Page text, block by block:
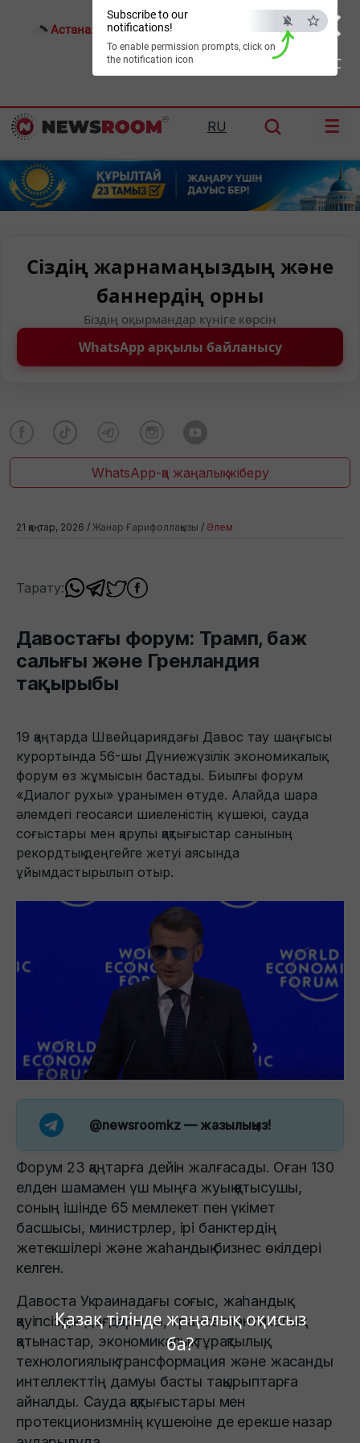
×
ESC
Қазақ тілінде жаңалық оқисыз
ба?
Subscribe to our
notifications!
To enable permission prompts, click on
the notification icon
Астана: 25°C Алматы: Шымкент:34°C
RU ☰
Сіздің жарнамаңыздың және
баннердің орны
Біздің оқырмандар күніге көрсін
WhatsApp арқылы байланысу
WhatsApp-қа жаңалық жіберу
21 қаңтар, 2026 / Жанар Ғарифоллақызы / Әлем
Тарату:
Давостағы форум: Трамп, баж
салығы және Гренландия
тақырыбы
19 қаңтарда Швейцариядағы Давос тау шаңғысы
курортында 56-шы Дүниежүзілік экономикалық
форум өз жұмысын бастады. Биылғы форум
«Диалог рухы» ұранымен өтуде. Алайда шара
әлемдегі геосаяси шиеленістің күшеюі, сауда
соғыстары мен қарулы қақтығыстар санының
рекордтық деңгейге жетуі аясында
ұйымдастырылып отыр.
@newsroomkz — жазылыңыз!
Форум 23 қаңтарға дейін жалғасады. Оған 130
елден шамамен үш мыңға жуық қатысушы,
соның ішінде 65 мемлекет пен үкімет
басшысы, министрлер, ірі банктердің
жетекшілері және жаһандық бизнес өкілдері
келген.
Давоста Украинадағы соғыс, жаһандық
қауіпсіздік дағдарысы, трансатлантикалық
қатынастар, экономикалық тұрақтылық,
технологиялық трансформация және жасанды
интеллекттің дамуы басты тақырыптарға
айналды. Сауда қақтығыстары мен
протекционизмнің күшеюіне де ерекше назар